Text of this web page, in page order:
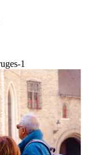
1